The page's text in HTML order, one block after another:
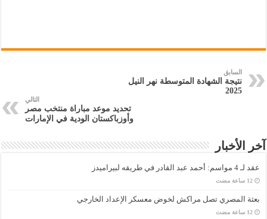
السابق
نتيجة الشهادة المتوسطة نهر النيل
2025
التالي
تحديد موعد مباراة منتخب مصر
وأوزباكستان الودية في الإمارات
آخر الأخبار
عقد لـ 4 مواسم: أحمد عبد القادر في طريقه لبيراميدز
‏12 ساعة مضت
بعثة المصري تصل مراكش لخوض معسكر الإعداد الخارجي
‏12 ساعة مضت